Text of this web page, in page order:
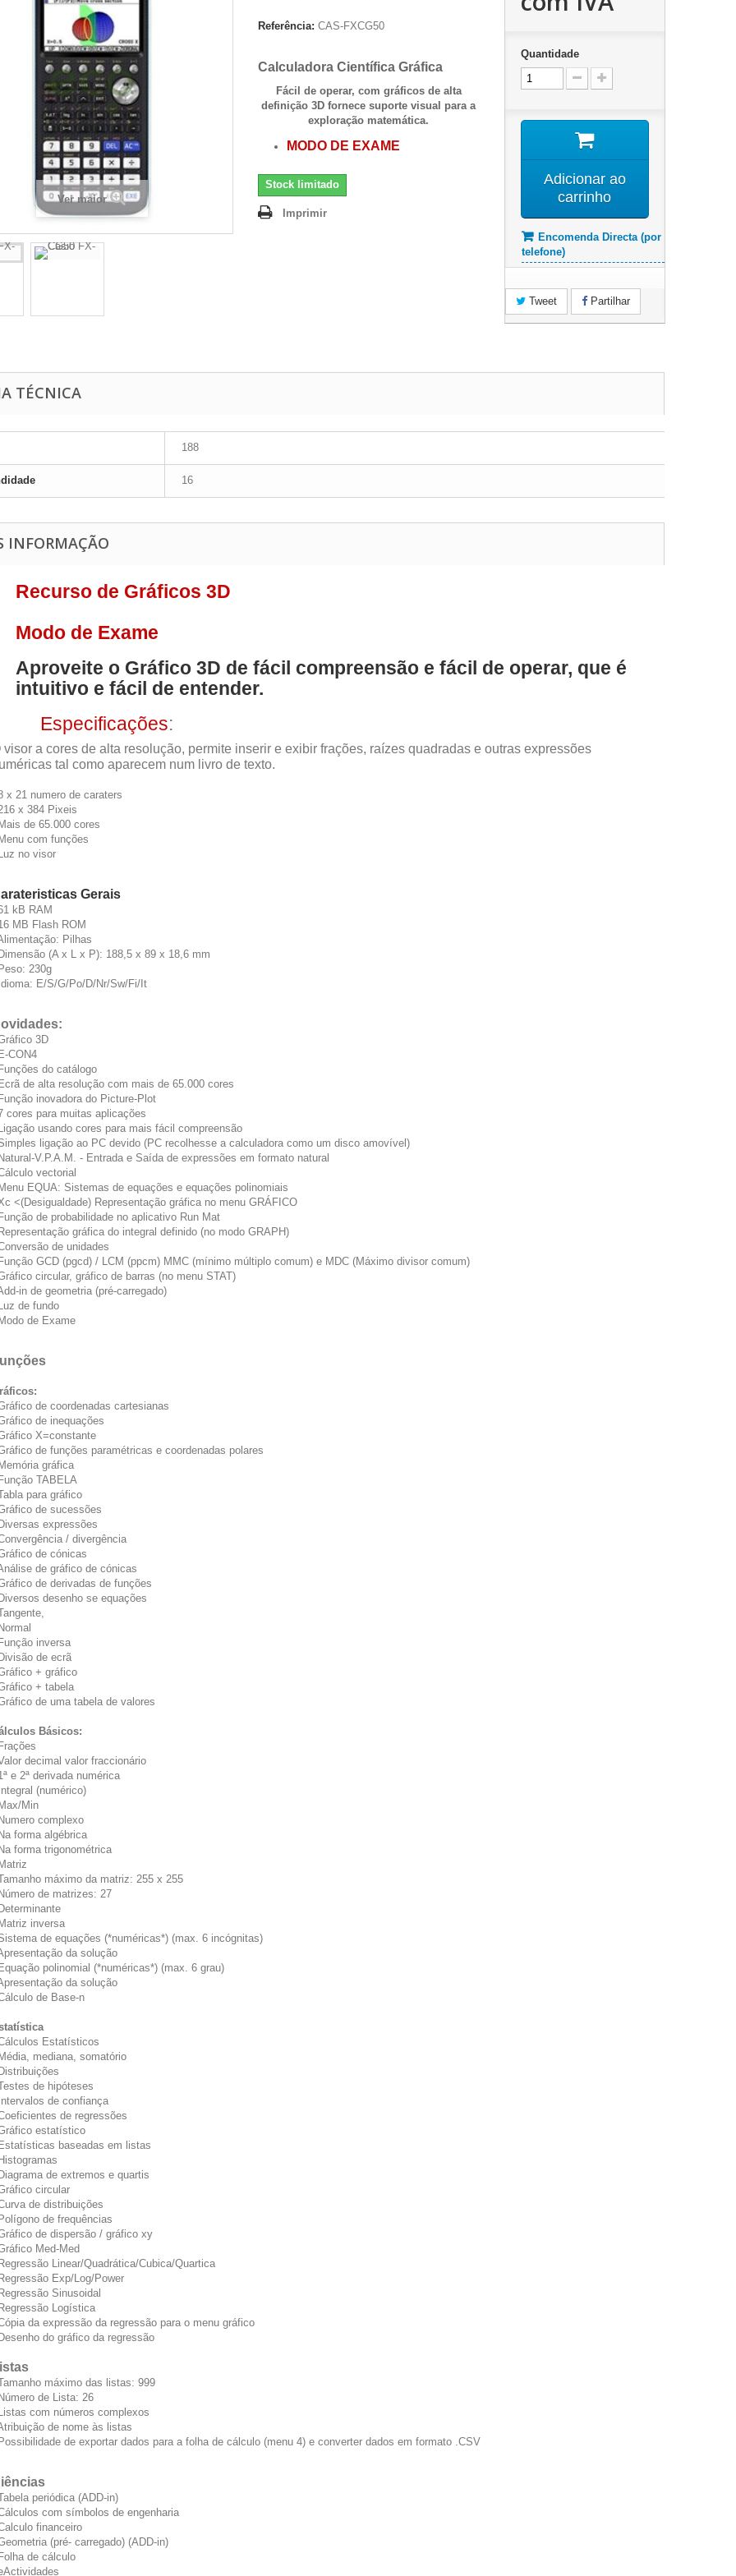
Ver maior
Referência: CAS-FXCG50
Calculadora Científica Gráfica
Fácil de operar, com gráficos de alta
definição 3D fornece suporte visual para a
exploração matemática.
MODO DE EXAME
Stock limitado
Imprimir
Quantidade
Adicionar ao
carrinho
Encomenda Directa (por
telefone)
Tweet Partilhar
TÉCNICA
188
16
INFORMAÇÃO
Recurso de Gráficos 3D
Modo de Exame
Aproveite o Gráfico 3D de fácil compreensão e fácil de operar, que é
intuitivo e fácil de entender.
Especificações:
visor a cores de alta resolução, permite inserir e exibir frações, raízes quadradas e outras expressões
tal como aparecem num livro de texto.
8 x 21 numero de caraters
216 x 384 Pixeis
Mais de 65.000 cores
Menu com funções
Luz no visor
Gerais
61 kB RAM
16 MB Flash ROM
Alimentação: Pilhas
Dimensão (A x L x P): 188,5 x 89 x 18,6 mm
Peso: 230g
Idioma: E/S/G/Po/D/Nr/Sw/Fi/It
Gráfico 3D
E-CON4
Funções do catálogo
Ecrã de alta resolução com mais de 65.000 cores
Função inovadora do Picture-Plot
7 cores para muitas aplicações
Ligação usando cores para mais fácil compreensão
Simples ligação ao PC devido (PC recolhesse a calculadora como um disco amovível)
Natural-V.P.A.M. - Entrada e Saída de expressões em formato natural
Cálculo vectorial
Menu EQUA: Sistemas de equações e equações polinomiais
Xc <(Desigualdade) Representação gráfica no menu GRÁFICO
Função de probabilidade no aplicativo Run Mat
Representação gráfica do integral definido (no modo GRAPH)
Conversão de unidades
Função GCD (pgcd) / LCM (ppcm) MMC (mínimo múltiplo comum) e MDC (Máximo divisor comum)
Gráfico circular, gráfico de barras (no menu STAT)
Add-in de geometria (pré-carregado)
Luz de fundo
Modo de Exame
Gráfico de coordenadas cartesianas
Gráfico de inequações
Gráfico X=constante
Gráfico de funções paramétricas e coordenadas polares
Memória gráfica
Função TABELA
Tabla para gráfico
Gráfico de sucessões
Diversas expressões
Convergência / divergência
Gráfico de cónicas
Análise de gráfico de cónicas
Gráfico de derivadas de funções
Diversos desenho se equações
Tangente,
Normal
Função inversa
Divisão de ecrã
Gráfico + gráfico
Gráfico + tabela
Gráfico de uma tabela de valores
Básicos:
Frações
Valor decimal valor fraccionário
1ª e 2ª derivada numérica
Integral (numérico)
Max/Min
Numero complexo
Na forma algébrica
Na forma trigonométrica
Matriz
Tamanho máximo da matriz: 255 x 255
Número de matrizes: 27
Determinante
Matriz inversa
Sistema de equações (*numéricas*) (max. 6 incógnitas)
Apresentação da solução
Equação polinomial (*numéricas*) (max. 6 grau)
Apresentação da solução
Cálculo de Base-n
Cálculos Estatísticos
Média, mediana, somatório
Distribuições
Testes de hipóteses
Intervalos de confiança
Coeficientes de regressões
Gráfico estatístico
Estatísticas baseadas em listas
Histogramas
Diagrama de extremos e quartis
Gráfico circular
Curva de distribuições
Polígono de frequências
Gráfico de dispersão / gráfico xy
Gráfico Med-Med
Regressão Linear/Quadrática/Cubica/Quartica
Regressão Exp/Log/Power
Regressão Sinusoidal
Regressão Logística
Cópia da expressão da regressão para o menu gráfico
Desenho do gráfico da regressão
Tamanho máximo das listas: 999
Número de Lista: 26
Listas com números complexos
Atribuição de nome às listas
Possibilidade de exportar dados para a folha de cálculo (menu 4) e converter dados em formato .CSV
Tabela periódica (ADD-in)
Cálculos com símbolos de engenharia
Calculo financeiro
Geometria (pré- carregado) (ADD-in)
Folha de cálculo
eActividades